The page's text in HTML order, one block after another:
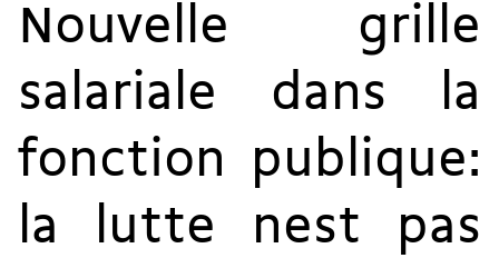
Nouvelle grille
salariale dans la
fonction publique:
la lutte nest pas